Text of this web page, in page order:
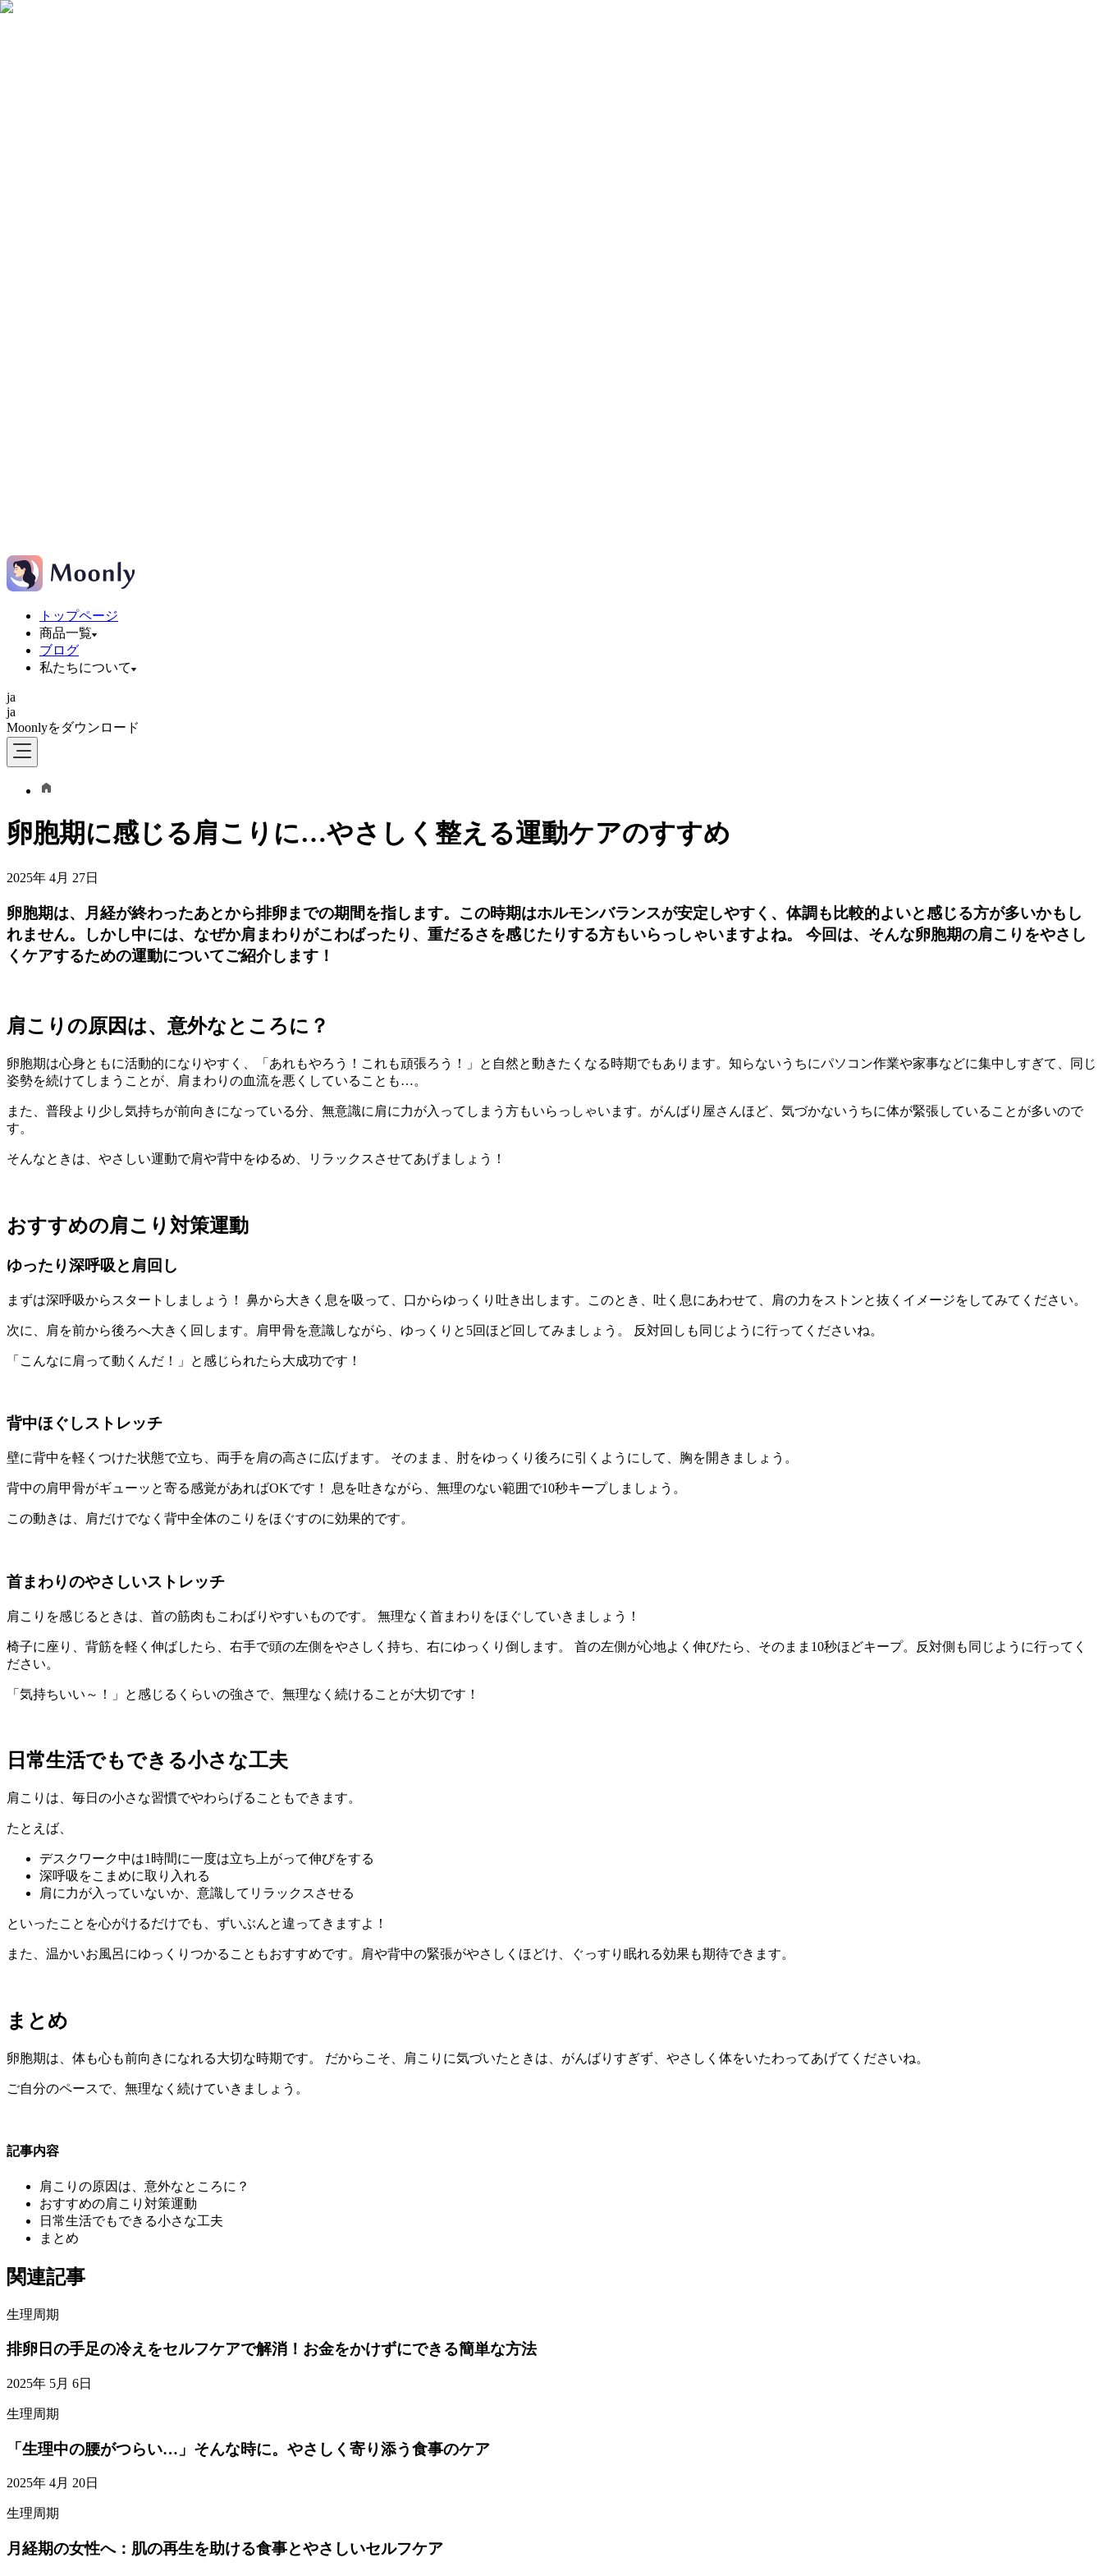
トップページ
商品一覧
ブログ
私たちについて
ja
ja
Moonlyをダウンロード
卵胞期に感じる肩こりに…やさしく整える運動ケアのすすめ
2025年 4月 27日
卵胞期は、月経が終わったあとから排卵までの期間を指します。この時期はホルモンバランスが安定しやすく、体調も比較的よいと感じる方が多いかもし
れません。しかし中には、なぜか肩まわりがこわばったり、重だるさを感じたりする方もいらっしゃいますよね。 今回は、そんな卵胞期の肩こりをやさし
くケアするための運動についてご紹介します！
肩こりの原因は、意外なところに？
卵胞期は心身ともに活動的になりやすく、「あれもやろう！これも頑張ろう！」と自然と動きたくなる時期でもあります。知らないうちにパソコン作業や家事などに集中しすぎて、同じ
姿勢を続けてしまうことが、肩まわりの血流を悪くしていることも…。
また、普段より少し気持ちが前向きになっている分、無意識に肩に力が入ってしまう方もいらっしゃいます。がんばり屋さんほど、気づかないうちに体が緊張していることが多いので
す。
そんなときは、やさしい運動で肩や背中をゆるめ、リラックスさせてあげましょう！
おすすめの肩こり対策運動
ゆったり深呼吸と肩回し
まずは深呼吸からスタートしましょう！ 鼻から大きく息を吸って、口からゆっくり吐き出します。このとき、吐く息にあわせて、肩の力をストンと抜くイメージをしてみてください。
次に、肩を前から後ろへ大きく回します。肩甲骨を意識しながら、ゆっくりと5回ほど回してみましょう。 反対回しも同じように行ってくださいね。
「こんなに肩って動くんだ！」と感じられたら大成功です！
背中ほぐしストレッチ
壁に背中を軽くつけた状態で立ち、両手を肩の高さに広げます。 そのまま、肘をゆっくり後ろに引くようにして、胸を開きましょう。
背中の肩甲骨がギューッと寄る感覚があればOKです！ 息を吐きながら、無理のない範囲で10秒キープしましょう。
この動きは、肩だけでなく背中全体のこりをほぐすのに効果的です。
首まわりのやさしいストレッチ
肩こりを感じるときは、首の筋肉もこわばりやすいものです。 無理なく首まわりをほぐしていきましょう！
椅子に座り、背筋を軽く伸ばしたら、右手で頭の左側をやさしく持ち、右にゆっくり倒します。 首の左側が心地よく伸びたら、そのまま10秒ほどキープ。反対側も同じように行ってく
ださい。
「気持ちいい～！」と感じるくらいの強さで、無理なく続けることが大切です！
日常生活でもできる小さな工夫
肩こりは、毎日の小さな習慣でやわらげることもできます。
たとえば、
デスクワーク中は1時間に一度は立ち上がって伸びをする
深呼吸をこまめに取り入れる
肩に力が入っていないか、意識してリラックスさせる
といったことを心がけるだけでも、ずいぶんと違ってきますよ！
また、温かいお風呂にゆっくりつかることもおすすめです。肩や背中の緊張がやさしくほどけ、ぐっすり眠れる効果も期待できます。
まとめ
卵胞期は、体も心も前向きになれる大切な時期です。 だからこそ、肩こりに気づいたときは、がんばりすぎず、やさしく体をいたわってあげてくださいね。
ご自分のペースで、無理なく続けていきましょう。
記事内容
肩こりの原因は、意外なところに？
おすすめの肩こり対策運動
日常生活でもできる小さな工夫
まとめ
関連記事
生理周期
排卵日の手足の冷えをセルフケアで解消！お金をかけずにできる簡単な方法
2025年 5月 6日
生理周期
「生理中の腰がつらい…」そんな時に。やさしく寄り添う食事のケア
2025年 4月 20日
生理周期
月経期の女性へ：肌の再生を助ける食事とやさしいセルフケア